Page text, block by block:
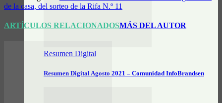
Resumen Digital
Resumen Digital Agosto 2021 – Comunidad InfoBrandsen
de la casa, del sorteo de la Rifa N.º 11
ARTÍCULOS RELACIONADOSMÁS DEL AUTOR